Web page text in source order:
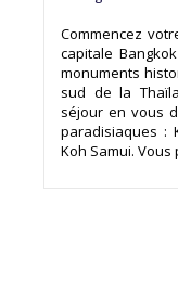
Commencez
capitale
monuments
sud de la
séjour en vous
paradisiaques :
Koh Samui. Vous